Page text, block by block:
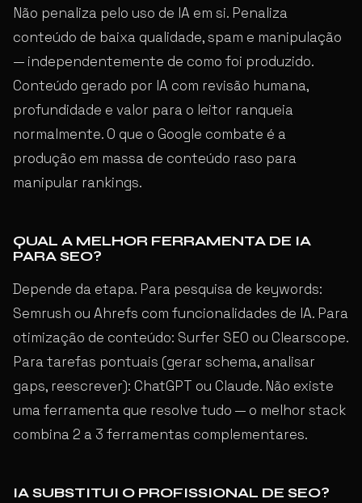
Não penaliza pelo uso de IA em si. Penaliza
conteúdo de baixa qualidade, spam e manipulação
— independentemente de como foi produzido.
Conteúdo gerado por IA com revisão humana,
profundidade e valor para o leitor ranqueia
normalmente. O que o Google combate é a
produção em massa de conteúdo raso para
manipular rankings.
QUAL A MELHOR FERRAMENTA DE IA
PARA SEO?
Depende da etapa. Para pesquisa de keywords:
Semrush ou Ahrefs com funcionalidades de IA. Para
otimização de conteúdo: Surfer SEO ou Clearscope.
Para tarefas pontuais (gerar schema, analisar
gaps, reescrever): ChatGPT ou Claude. Não existe
uma ferramenta que resolve tudo — o melhor stack
combina 2 a 3 ferramentas complementares.
IA SUBSTITUI O PROFISSIONAL DE SEO?